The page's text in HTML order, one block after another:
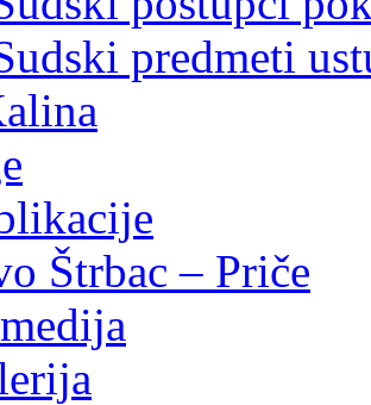
predmeti
Štrbac – Priče